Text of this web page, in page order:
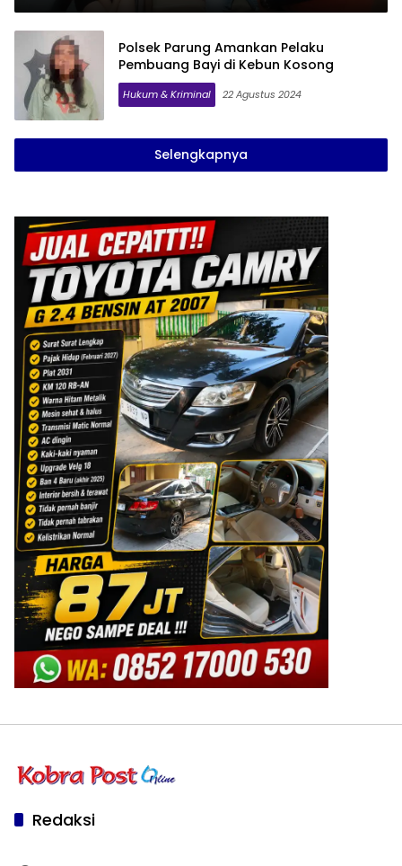
Polsek Parung Amankan Pelaku
Pembuang Bayi di Kebun Kosong
Hukum & Kriminal 22 Agustus 2024
Selengkapnya
Redaksi